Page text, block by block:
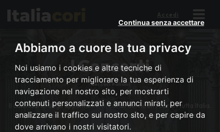
Abbiamo a cuore la tua privacy
Noi usiamo i cookies e altre tecniche di
tracciamento per migliorare la tua esperienza di
navigazione nel nostro sito, per mostrarti
contenuti personalizzati e annunci mirati, per
analizzare il traffico sul nostro sito, e per capire da
dove arrivano i nostri visitatori.
Continua senza accettare
Accedi
I Concerti
dei cori italiani
Il calendario degli appuntamenti corali dei nostri cori in tutta Italia.
Scopri quando e dove ascoltare il tuo prossimo concerto.